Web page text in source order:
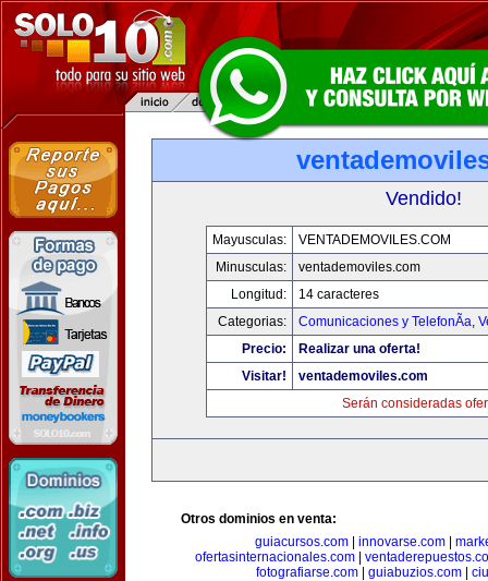
Vendido!
Mayusculas:
VENTADEMOVILES.COM
Minusculas:
ventademoviles.com
Longitud:
14 caracteres
Categorias:
Comunicaciones y TelefonÃ­a,
Precio:
Realizar una oferta!
Visitar!
ventademoviles.com
Serán consideradas
Otros dominios en venta:
guiacursos.com| innovarse.com|
ofertasinternacionales.com|
fotografiarse.com| guiabuzios.com|